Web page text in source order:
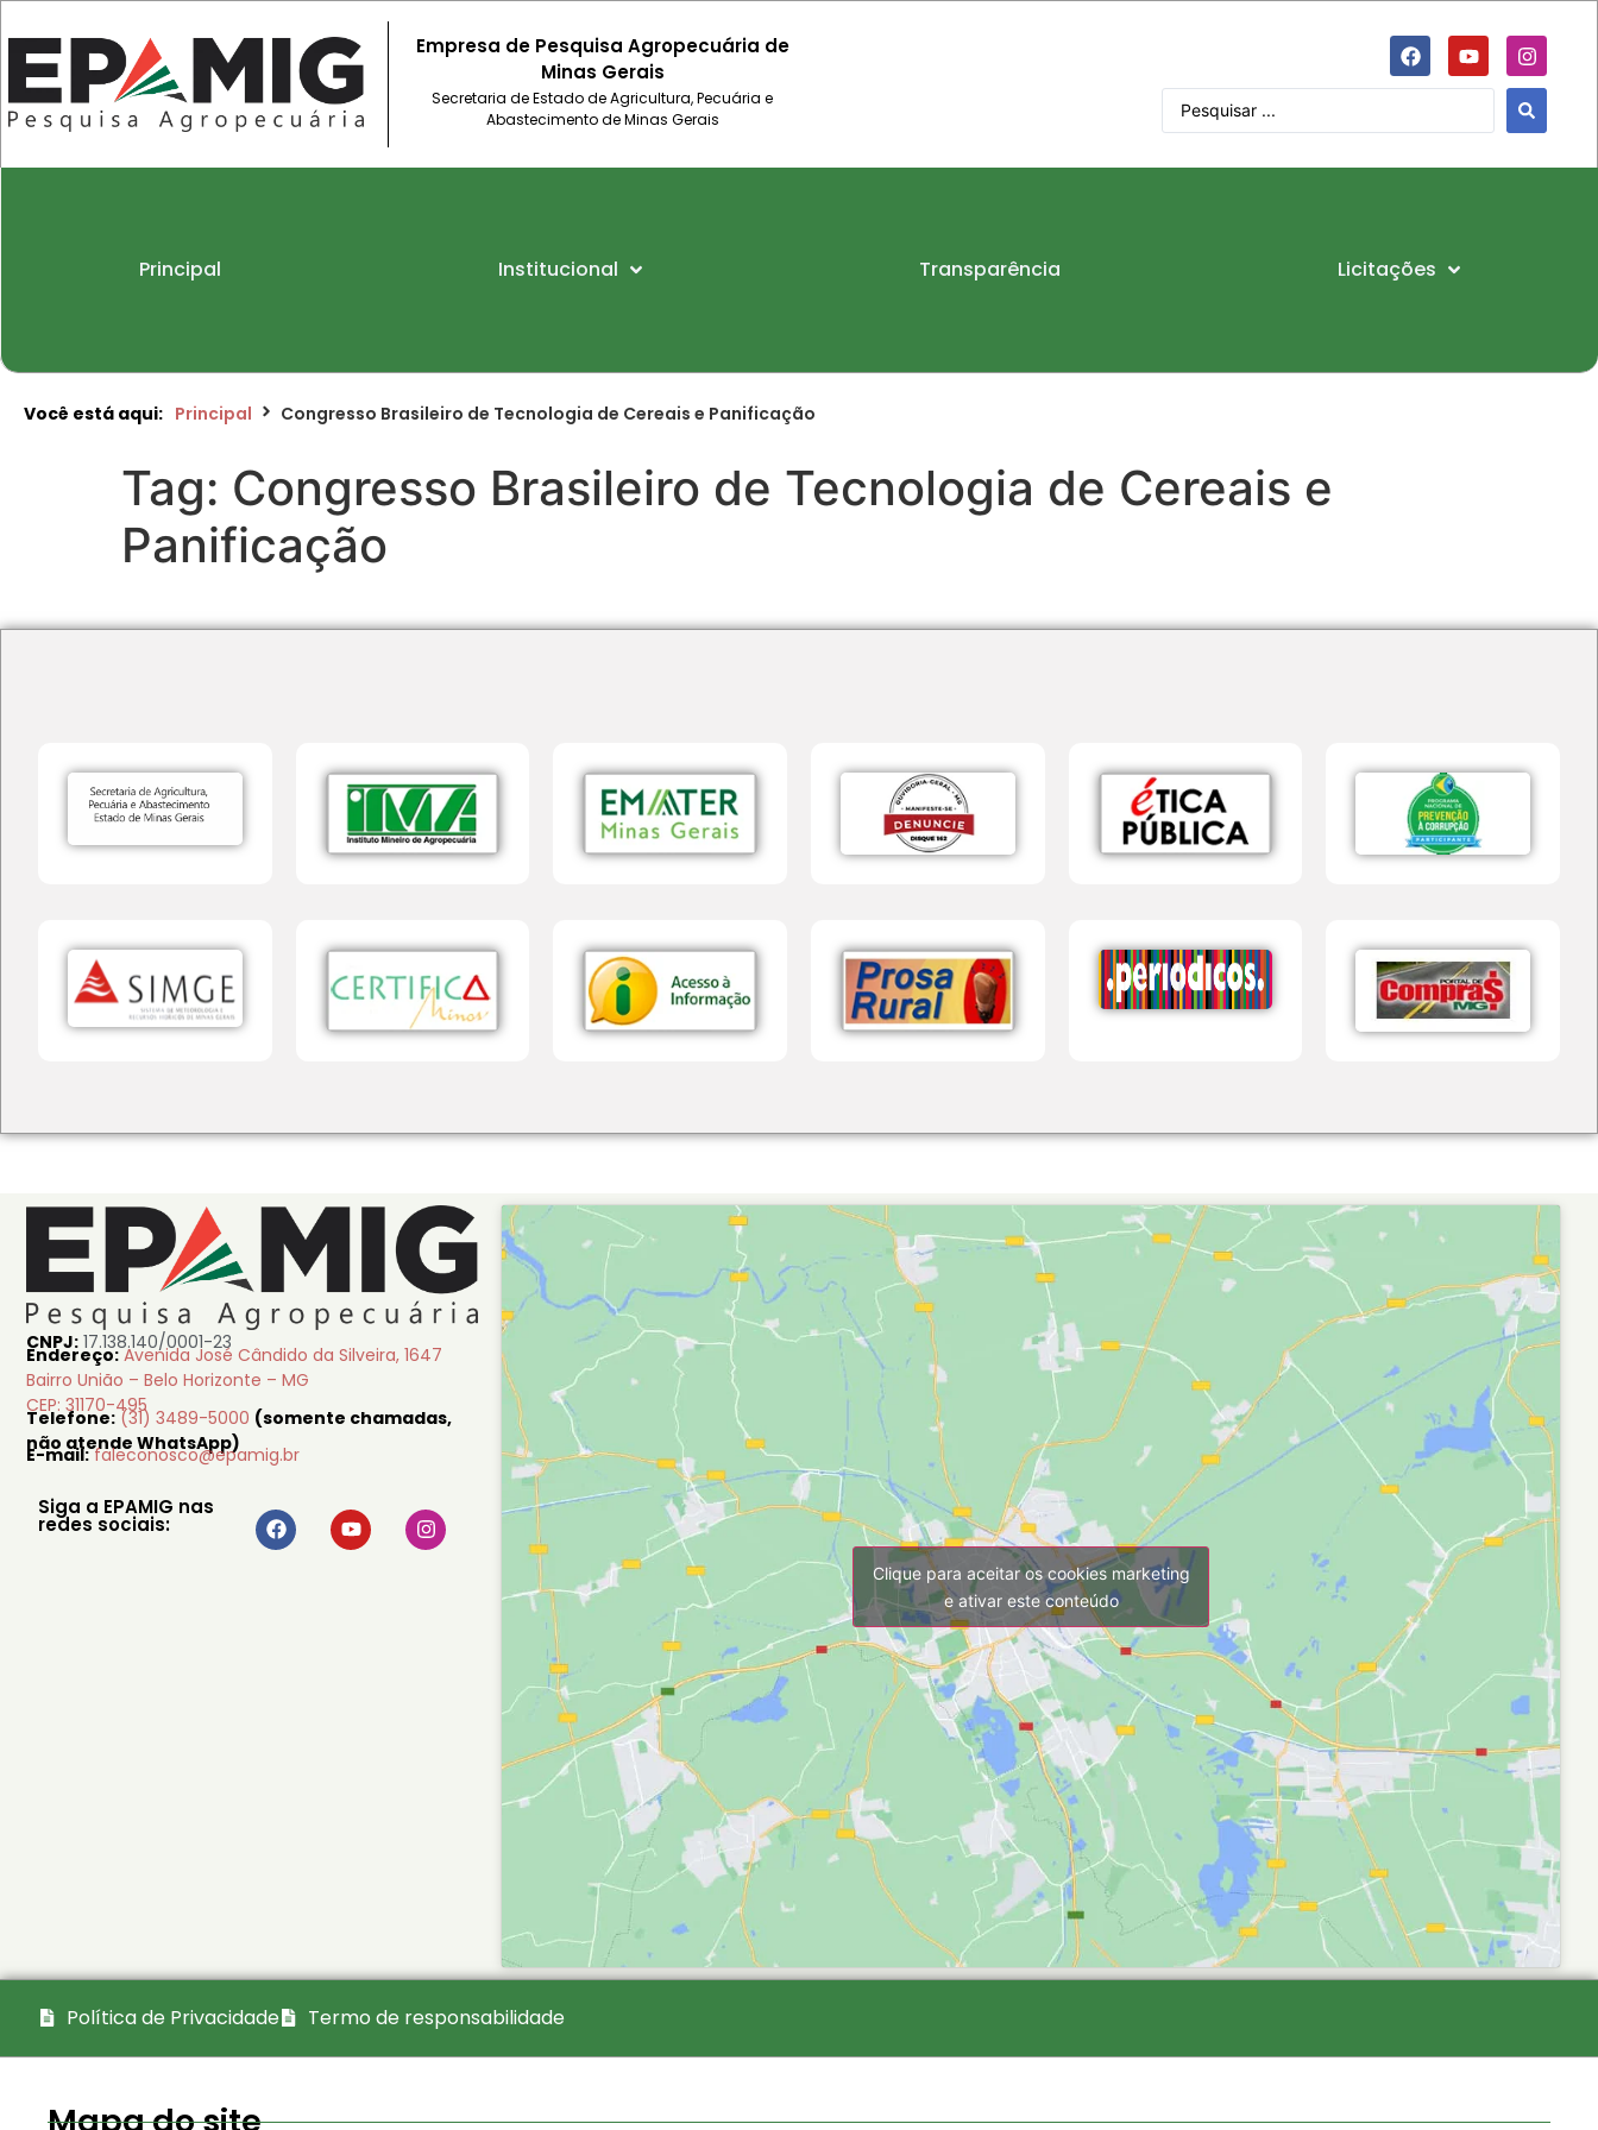
Empresa de Pesquisa Agropecuária de
Minas Gerais
Secretaria de Estado de Agricultura, Pecuária e
Abastecimento de Minas Gerais
Principal Institucional Transparência Licitações
Você está aqui: Principal Congresso Brasileiro de Tecnologia de Cereais e Panificação
Tag: Congresso Brasileiro de Tecnologia de Cereais e
Panificação
CNPJ: 17.138.140/0001-23
Endereço: Avenida José Cândido da Silveira, 1647
Bairro União – Belo Horizonte – MG
CEP: 31170-495
Telefone: (31) 3489-5000 (somente chamadas,
não atende WhatsApp)
E-mail: faleconosco@epamig.br
Siga a EPAMIG nas
redes sociais:
Clique para aceitar os cookies marketing
e ativar este conteúdo
Política de Privacidade Termo de responsabilidade
Mapa do site